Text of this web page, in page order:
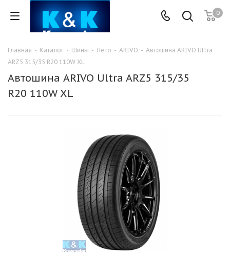
0
Главная - Каталог - Шины - Лето - ARIVO - Автошина ARIVO Ultra
ARZ5 315/35 R20 110W XL
Автошина ARIVO Ultra ARZ5 315/35
R20 110W XL